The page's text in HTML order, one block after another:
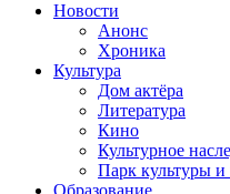
Новости
Анонс
Хроника
Культура
Дом актёра
Литература
Кино
Культурное
Парк культуры и